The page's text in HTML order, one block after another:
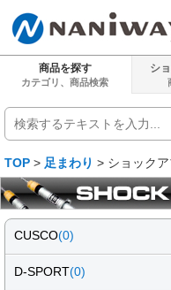
商品を探す
カテゴリ、商品検索
シ
TOP > 足まわり > ショック
CUSCO(0)
D-SPORT(0)